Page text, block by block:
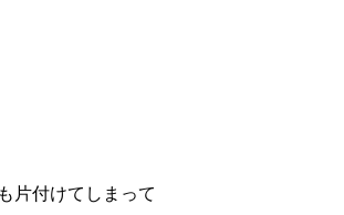
片付けてしまって